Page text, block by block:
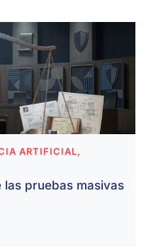
ARTIFICIAL,
las pruebas masivas